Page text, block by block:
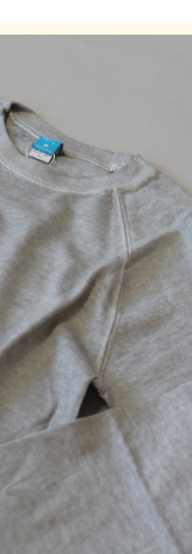
72.5 42.5
め（顔料染め）
ありますので、単
最も縮んでいる状態
編み目が緩み、身体
がりのお色やサイ
了承ください。ま
のゆがみや擦れ、縫
製品の特徴です。
ください。
などに浮き出てい
過程において必ず生
りません。